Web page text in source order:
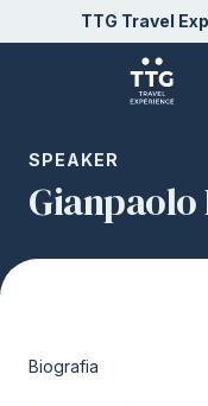
TTG Travel
Menù
SPEAKER
Gianpaolo
Biografia